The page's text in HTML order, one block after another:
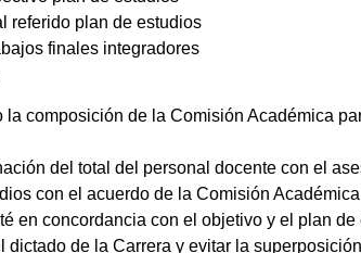
referido plan de estudios
finales integradores
composición de la Comisión Académica
del total del personal docente con el
con el acuerdo de la Comisión Académica
en concordancia con el objetivo y el plan
de la Carrera y evitar la